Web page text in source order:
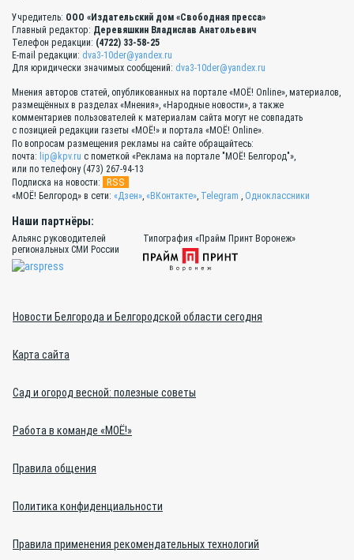
Учредитель: ООО «Издательский дом «Свободная пресса»
Главный редактор: Деревяшкин Владислав Анатольевич
Телефон редакции: (4722) 33-58-25
E-mail редакции: dva3-10der@yandex.ru
Для юридически значимых сообщений: dva3-10der@yandex.ru
Мнения авторов статей, опубликованных на портале «МОЁ! Online», материалов,
размещённых в разделах «Мнения», «Народные новости», а также
комментариев пользователей к материалам сайта могут не совпадать
с позицией редакции газеты «МОЁ!» и портала «МОЁ! Online».
По вопросам размещения рекламы на сайте обращайтесь:
почта: lip@kpv.ru с пометкой «Реклама на портале "МОЁ! Белгород"»,
или по телефону (473) 267-94-13
Подписка на новости:
RSS
«МОЁ! Белгород» в сети: «Дзен», «ВКонтакте», Telegram , Одноклассники
Наши партнёры:
Альянс руководителей
региональных СМИ России
Типография «Прайм Принт Воронеж»
Новости Белгорода и Белгородской области сегодня
Карта сайта
Сад и огород весной: полезные советы
Работа в команде «МОЁ!»
Правила общения
Политика конфиденциальности
Правила применения рекомендательных технологий